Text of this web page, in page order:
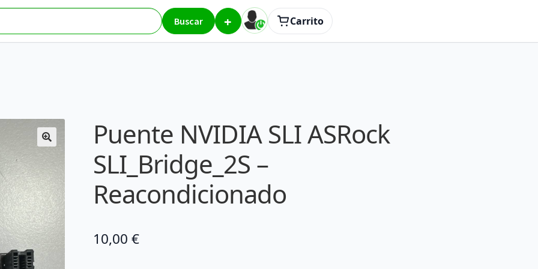
Buscar + Carrito
SLI_Bridge_2S – Reacondicionado
Puente NVIDIA SLI ASRock
SLI_Bridge_2S –
Reacondicionado
10,00 €